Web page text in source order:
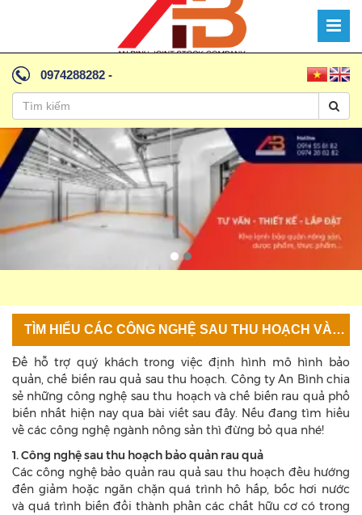
0974288282 -
TÌM HIỂU CÁC CÔNG NGHỆ SAU THU HOẠCH VÀ CHẾ BIẾN RAU QUẢ
Để hỗ trợ quý khách trong việc định hình mô hình bảo
quản, chế biến rau quả sau thu hoạch. Công ty An Bình chia
sẻ những công nghệ sau thu hoạch và chế biến rau quả phổ
biến nhất hiện nay qua bài viết sau đây. Nếu đang tìm hiểu
về các công nghệ ngành nông sản thì đừng bỏ qua nhé!
1. Công nghệ sau thu hoạch bảo quản rau quả
Các công nghệ bảo quản rau quả sau thu hoạch đều hướng
đến giảm hoặc ngăn chặn quá trình hô hấp, bốc hơi nước
và quá trình biến đổi thành phần các chất hữu cơ có trong